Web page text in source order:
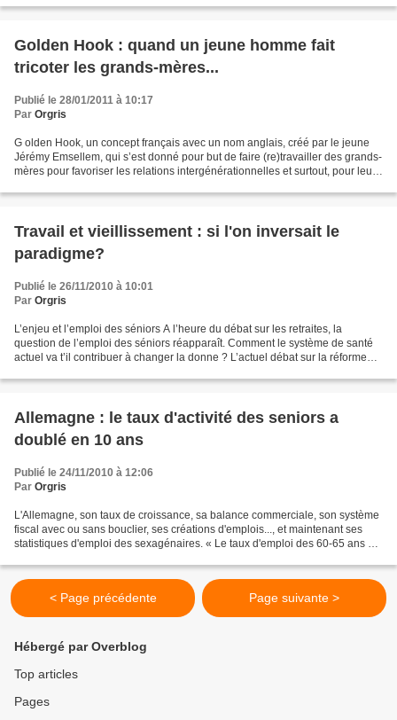
Golden Hook : quand un jeune homme fait
tricoter les grands-mères...
Publié le 28/01/2011 à 10:17
Par Orgris
G olden Hook, un concept français avec un nom anglais, créé par le jeune
Jérémy Emsellem, qui s’est donné pour but de faire (re)travailler des grands-
mères pour favoriser les relations intergénérationnelles et surtout, pour leur
Travail et vieillissement : si l'on inversait le
paradigme?
Publié le 26/11/2010 à 10:01
Par Orgris
L’enjeu et l’emploi des séniors A l’heure du débat sur les retraites, la
question de l’emploi des séniors réapparaît. Comment le système de santé
actuel va t’il contribuer à changer la donne ? L’actuel débat sur la réforme
Allemagne : le taux d'activité des seniors a
doublé en 10 ans
Publié le 24/11/2010 à 12:06
Par Orgris
L'Allemagne, son taux de croissance, sa balance commerciale, son système
fiscal avec ou sans bouclier, ses créations d'emplois..., et maintenant ses
statistiques d'emploi des sexagénaires. « Le taux d'emploi des 60-65 ans a
< Page précédente Page suivante >
Hébergé par Overblog
Top articles
Pages